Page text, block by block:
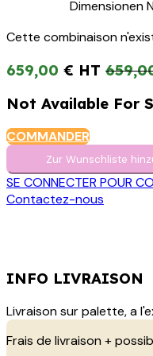
Dimensionen
Cette combinaison
659,00 €
Not Available For
COMMANDER
Zur Wunschliste
SE CONNECTER POUR
Contactez-nous
INFO LIVRAISON
Livraison sur palette, a
Frais de livraison +